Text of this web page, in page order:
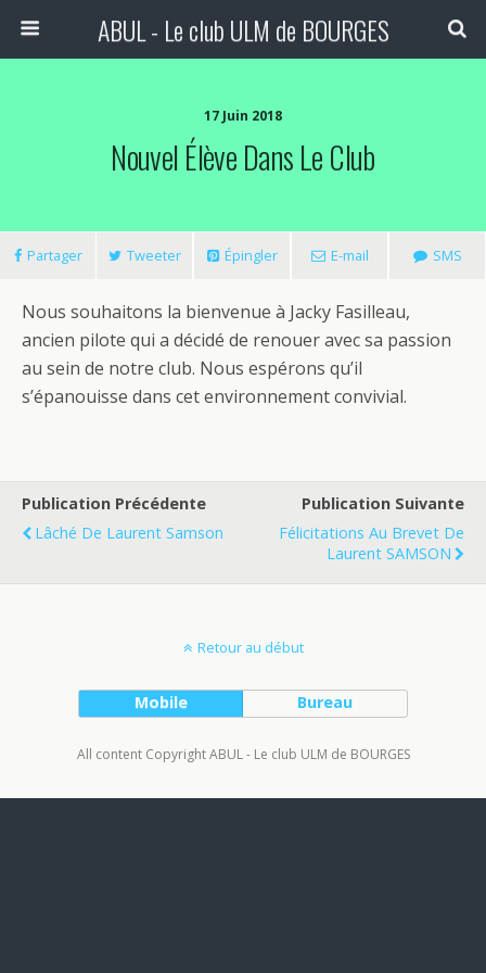
ABUL - Le club ULM de BOURGES
17 Juin 2018
Nouvel Élève Dans Le Club
Partager Tweeter Épingler E-mail SMS
Nous souhaitons la bienvenue à Jacky Fasilleau,
ancien pilote qui a décidé de renouer avec sa passion
au sein de notre club. Nous espérons qu’il
s’épanouisse dans cet environnement convivial.
Publication Précédente
Lâché De Laurent Samson
Publication Suivante
Félicitations Au Brevet De
Laurent SAMSON
Retour au début
Mobile Bureau
All content Copyright ABUL - Le club ULM de BOURGES